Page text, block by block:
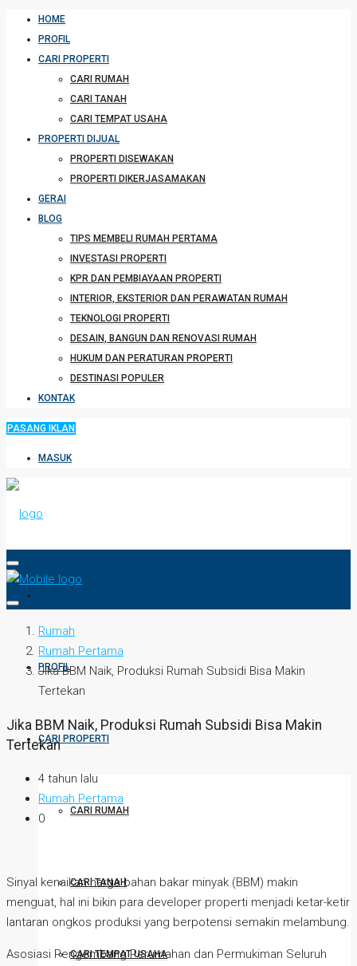
HOME
PROFIL
CARI PROPERTI
CARI RUMAH
CARI TANAH
CARI TEMPAT USAHA
PROPERTI DIJUAL
PROPERTI DISEWAKAN
PROPERTI DIKERJASAMAKAN
GERAI
BLOG
TIPS MEMBELI RUMAH PERTAMA
INVESTASI PROPERTI
KPR DAN PEMBIAYAAN PROPERTI
INTERIOR, EKSTERIOR DAN PERAWATAN RUMAH
TEKNOLOGI PROPERTI
DESAIN, BANGUN DAN RENOVASI RUMAH
HUKUM DAN PERATURAN PROPERTI
DESTINASI POPULER
KONTAK
PASANG IKLAN
MASUK
PROFIL
CARI PROPERTI
CARI RUMAH
CARI TANAH
CARI TEMPAT USAHA
Rumah
Rumah Pertama
Jika BBM Naik, Produksi Rumah Subsidi Bisa Makin
Tertekan
Jika BBM Naik, Produksi Rumah Subsidi Bisa Makin
Tertekan
4 tahun lalu
Rumah Pertama
0
Sinyal kenaikan harga bahan bakar minyak (BBM) makin
menguat, hal ini bikin para developer properti menjadi ketar-ketir
lantaran ongkos produksi yang berpotensi semakin melambung.
Asosiasi Pengembang Perumahan dan Permukiman Seluruh